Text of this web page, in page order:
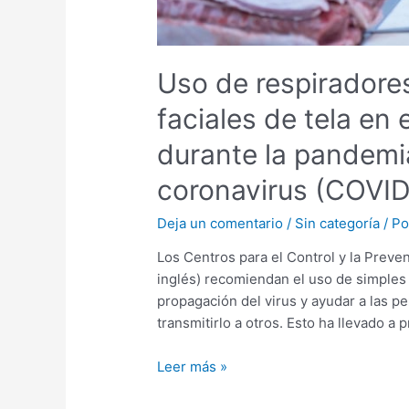
Uso de
faciales de tela en
durante la
coronavirus
Deja un comentario / Sin categoría /
Los Centros para el Control y la
inglés) recomiendan el uso de
propagación del virus y ayudar a las
transmitirlo a otros. Esto ha llevado a
de
la
por
coronavirus
(COVID-
19)
Leer más »